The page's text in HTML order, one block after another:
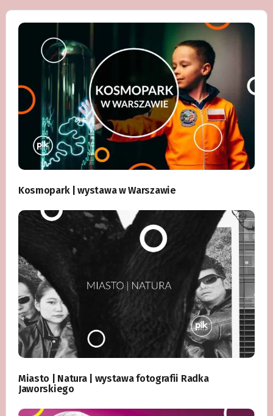
Kosmopark | wystawa w Warszawie
Miasto | Natura | wystawa fotografii Radka
Jaworskiego